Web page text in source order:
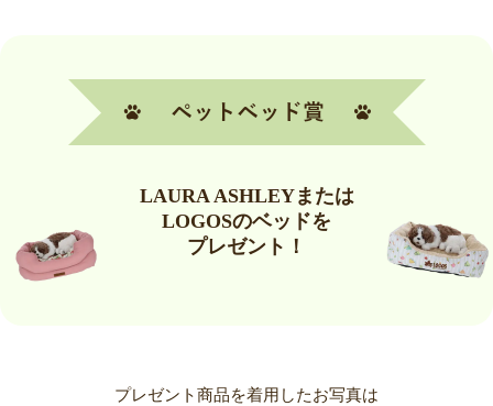
LAURA ASHLEYまたは
LOGOSのベッドを
プレゼント！
プレゼント商品を着用したお写真は